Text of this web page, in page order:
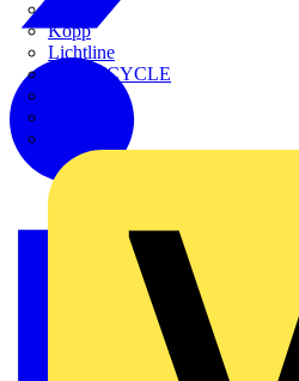
Kopp
Lichtline
LIGHTCYCLE